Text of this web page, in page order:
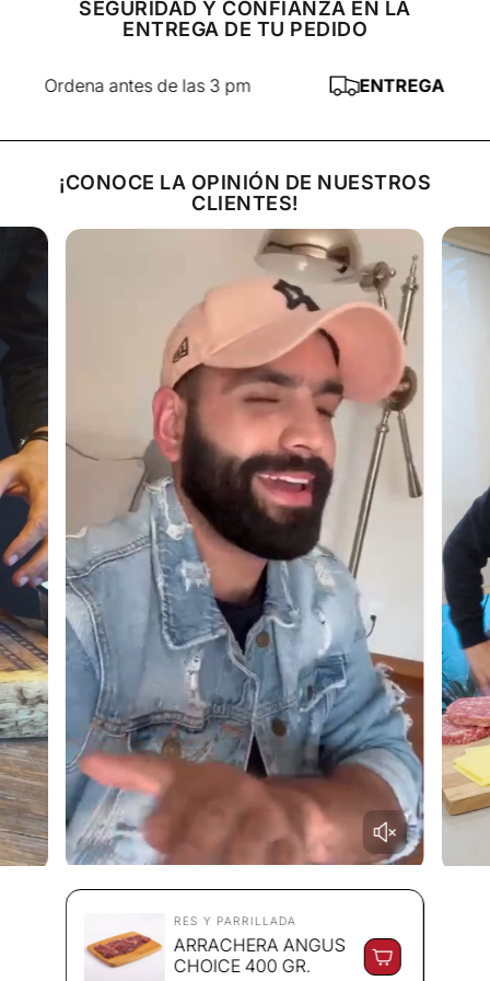
cual podemos agregarle salsa maggi e inglesa).
comer como corte o en tacos con una ricas tortillas!!
SEGURIDAD Y CONFIANZA EN LA
ENTREGA DE TU PEDIDO
antes de las 3 pm ENTREGA AL DÍA
¡CONOCE LA OPINIÓN DE NUESTROS
CLIENTES!
RES Y PARRILLADA
ARRACHERA ANGUS
CHOICE 400 GR.